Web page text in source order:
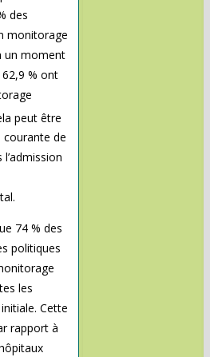
des
monitorage
un moment
% ont
peut être
courante de
74 % des
politiques
les
Cette
rapport à